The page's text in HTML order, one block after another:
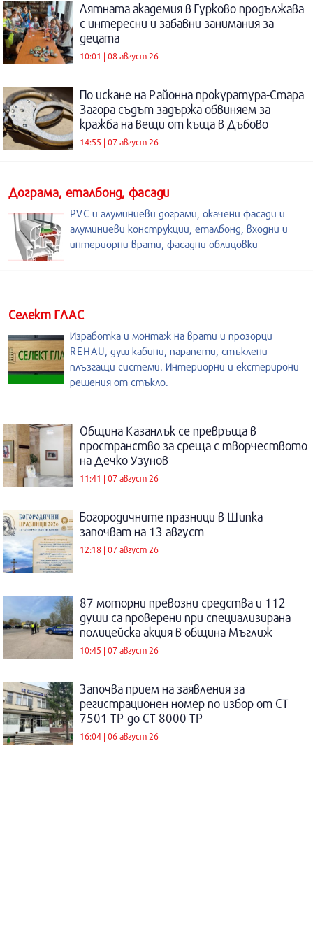
Лятната академия в Гурково продължава
с интересни и забавни занимания за
децата
10:01 | 08 август 26
По искане на Районна прокуратура-Стара
Загора съдът задържа обвиняем за
кражба на вещи от къща в Дъбово
14:55 | 07 август 26
Дограма, еталбонд, фасади
PVC и алуминиеви дограми, окачени фасади и
алуминиеви конструкции, еталбонд, входни и
интериорни врати, фасадни облицовки
Селект ГЛАС
Изработка и монтаж на врати и прозорци
REHAU, душ кабини, парапети, стъклени
плъзгащи системи. Интериорни и екстерирони
решения от стъкло.
Община Казанлък се превръща в
пространство за среща с творчеството
на Дечко Узунов
11:41 | 07 август 26
Богородичните празници в Шипка
започват на 13 август
12:18 | 07 август 26
87 моторни превозни средства и 112
души са проверени при специализирана
полицейска акция в община Мъглиж
10:45 | 07 август 26
Започва прием на заявления за
регистрационен номер по избор от СТ
7501 ТР до СТ 8000 ТР
16:04 | 06 август 26